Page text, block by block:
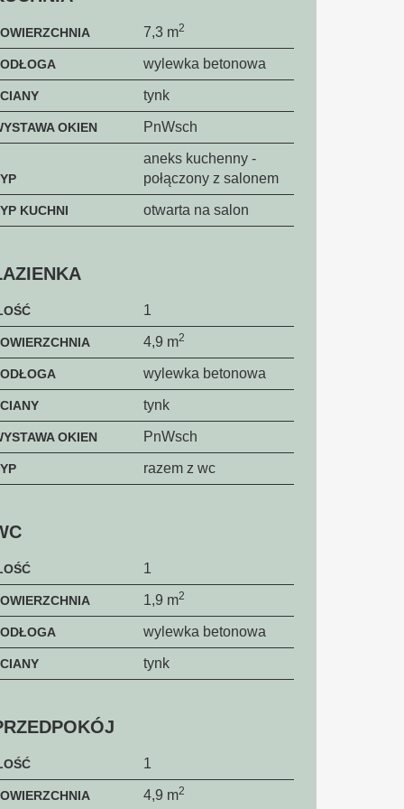
7,3 m2
wylewka betonowa
tynk
OKIEN PnWsch
aneks kuchenny -
połączony z salonem
KUCHNI otwarta na salon
1
4,9 m2
wylewka betonowa
tynk
OKIEN PnWsch
razem z wc
1
1,9 m2
wylewka betonowa
tynk
1
4,9 m2